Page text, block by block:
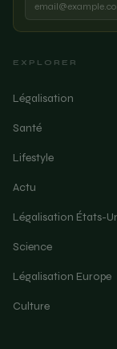
EXPLORER
Légalisation
Santé
Lifestyle
Actu
Légalisation États-
Science
Légalisation Europe
Culture